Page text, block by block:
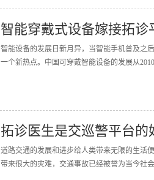
智能穿戴式设备嫁接拓
智能设备的发展日新月异，当智能手机普及之
一个新热点。中国可穿戴智能设备的发展从
拓诊医生是交巡警平台的
道路交通的发展和进步给人类带来无限的生活
带来很大的灾难，交通事故已经被誉为当今社